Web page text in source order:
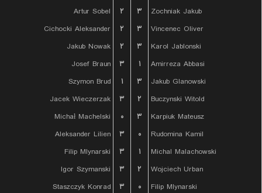
Artur Sobel
۲ ۳
Zochniak Jakub
Cichocki Aleksander
۲ ۳
Vincenec Oliver
Jakub Nowak
۲ ۳
Karol Jablonski
Josef Braun
۳ ۱
Amirreza Abbasi
Szymon Brud
۱ ۳
Jakub Glanowski
Jacek Wieczerzak
۳ ۲
Buczynski Witold
Michał Machelski
۰ ۳
Karpiuk Mateusz
Aleksander Lilien
۳ ۰
Rudomina Kamil
Filip Mlynarski
۳ ۱
Michal Malachowski
Igor Szymanski
۳ ۲
Wojciech Urban
Staszczyk Konrad
۳ ۰
Filip Mlynarski